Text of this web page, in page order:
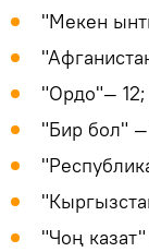
"Мекен
"Ордо"— 12;
"Бир бол" —
"Чоң